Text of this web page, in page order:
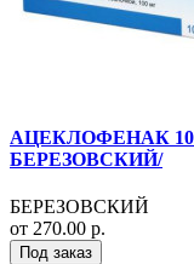
АЦЕКЛОФЕНАК
БЕРЕЗОВСКИЙ/
БЕРЕЗОВСКИЙ
от 270.00 р.
Под заказ